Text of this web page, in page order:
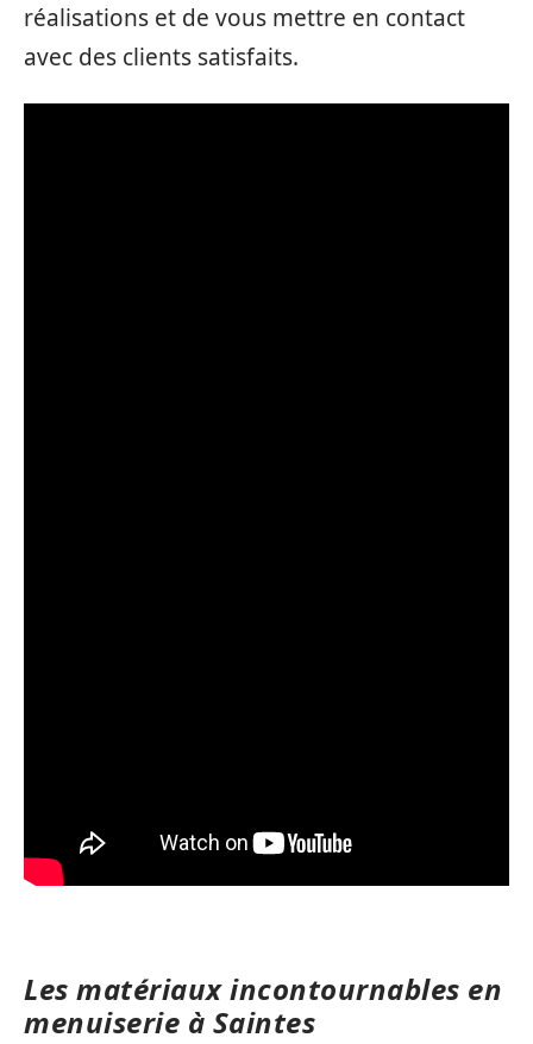
réalisations et de vous mettre en contact
avec des clients satisfaits.
Les matériaux incontournables en
menuiserie à Saintes